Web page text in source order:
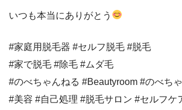
いつも本当にありがとう
#家庭用脱毛器 #セルフ脱毛 #脱毛
#家で脱毛 #除毛 #ムダ毛
#のべちゃんねる #Beautyroom #のべち
#美容 #自己処理 #脱毛サロン #セルフケ